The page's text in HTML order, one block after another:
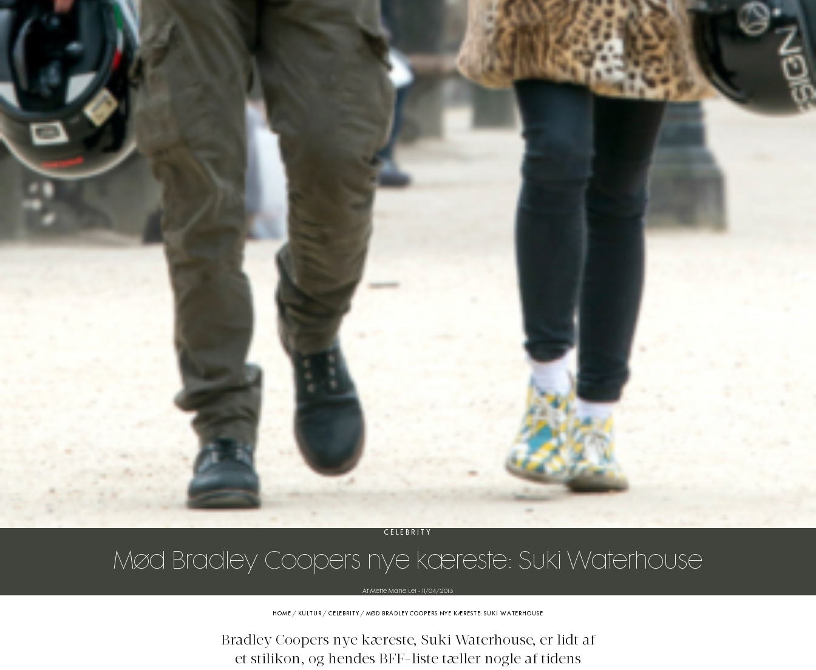
CELEBRITY
Mød Bradley Coopers nye kæreste: Suki Waterhouse
Af Mette Marie Lei - 11/04/2013
HOME / KULTUR / CELEBRITY / MØD BRADLEY COOPERS NYE KÆRESTE: SUKI WATERHOUSE
Bradley Coopers nye kæreste, Suki Waterhouse, er lidt af
et stilikon, og hendes BFF-liste tæller nogle af tidens